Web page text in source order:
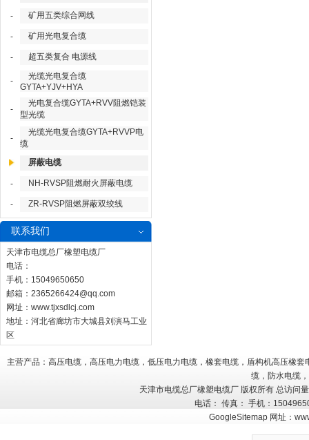
- 矿用五类综合网线
- 矿用光电复合缆
- 超五类复合 电源线
-
光缆光电复合缆
GYTA+YJV+HYA
-
光电复合缆GYTA+RVV阻燃铠装
型光缆
-
光缆光电复合缆GYTA+RVVP电
缆
屏蔽电缆
- NH-RVSP阻燃耐火屏蔽电缆
- ZR-RVSP阻燃屏蔽双绞线
联系我们
天津市电缆总厂橡塑电缆厂
电话：
手机：15049650650
邮箱： 2365266424@qq.com
网址： www.tjxsdlcj.com
地址：河北省廊坊市大城县刘演马工业
区
主营产品：高压电缆，高压电力电缆，低压电力电缆，橡套电缆，盾构机高压橡
缆，防水电缆
天津市电缆总厂橡塑电缆厂 版权所有 总访问
电话： 传真： 手机：
GoogleSitemap 网址：